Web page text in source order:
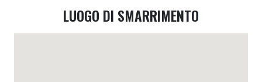
LUOGO DI SMARRIMENTO